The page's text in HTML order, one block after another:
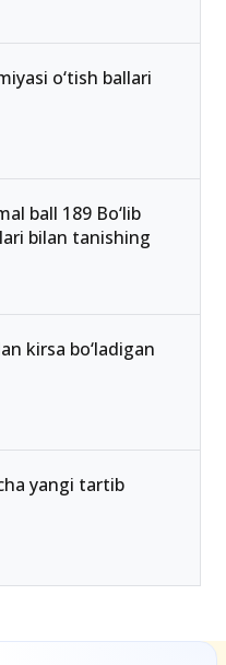
o‘tish ballari
ball 189 Bo‘lib
bilan tanishing
kirsa bo‘ladigan
yangi tartib